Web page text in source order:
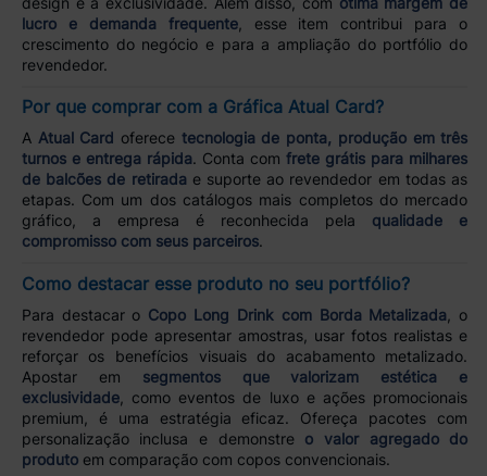
lucro e demanda frequente, esse item contribui para o
crescimento do negócio e para a ampliação do portfólio do
revendedor.
Por que comprar com a Gráfica Atual Card?
A Atual Card oferece tecnologia de ponta, produção em três
turnos e entrega rápida. Conta comfrete grátis para milhares
de balcões de retiradae suporte ao revendedor em todas as
etapas. Com um dos catálogos mais completos do mercado
gráfico, a empresa é reconhecida pela qualidade e
compromisso com seus parceiros.
Como destacar esse produto no seu portfólio?
Para destacar o Copo Long Drink com Borda Metalizada , o
revendedor pode apresentar amostras, usar fotos realistas e
reforçar os benefícios visuais do acabamento metalizado.
Apostar em segmentos que valorizam estética e
exclusividade, como eventos de luxo e ações promocionais
premium, é uma estratégia eficaz. Ofereça pacotes com
personalização inclusa e demonstre o valor agregado do
produtoem comparação com copos convencionais.